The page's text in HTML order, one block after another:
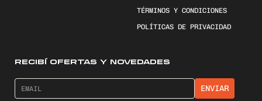
TÉRMINOS Y CONDICIONES
POLÍTICAS DE PRIVACIDAD
RECIBÍ OFERTAS Y NOVEDADES